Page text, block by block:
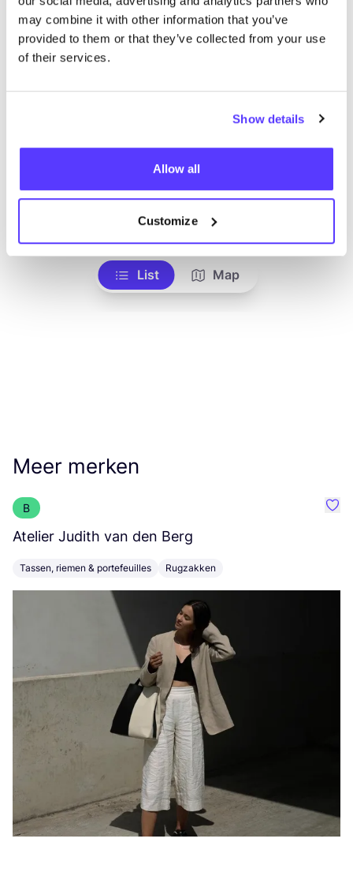
may combine it with other information that you’ve
provided to them or that they’ve collected from your use
of their services.
Show details
Allow all
Customize
hanne beutels
Bags
Bezoek webshop
List Map
Meer merken
B
Atelier Judith van den Berg
Tassen, riemen & portefeuilles Rugzakken